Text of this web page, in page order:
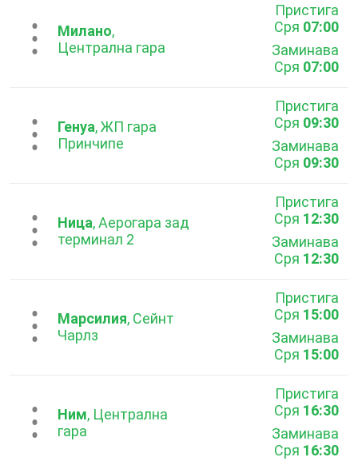
...Милано,
Централна гара
Пристига
Сря 07:00
Заминава
Сря 07:00
...Генуа, ЖП гара
Принчипе
Пристига
Сря 09:30
Заминава
Сря 09:30
...
Ница, Аерогара зад
терминал 2
Пристига
Сря 12:30
Заминава
Сря 12:30
...Марсилия, Сейнт
Чарлз
Пристига
Сря 15:00
Заминава
Сря 15:00
...
Ним, Централна
гара
Пристига
Сря 16:30
Заминава
Сря 16:30